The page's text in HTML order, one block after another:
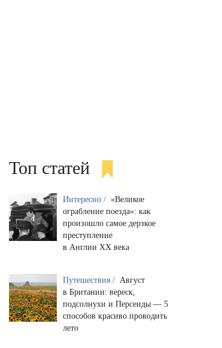
Топ статей
Интересно / «Великое
ограбление поезда»: как
произошло самое дерзкое
преступление
в Англии XX века
Путешествия / Август
в Британии: вереск,
подсолнухи и Персеиды — 5
способов красиво проводить
лето